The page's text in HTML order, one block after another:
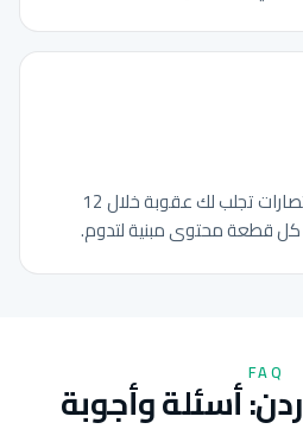
لا PBN، لا مزارع روابط، لا اختصارات تجلب لك عقوبة خلال 12
قطعة محتوى مبنية لتدوم.
FAQ
أسئلة وأجوبة